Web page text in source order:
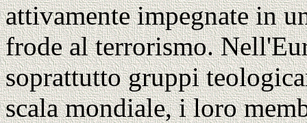
attivamente impegnate in
frode al terrorismo.
soprattutto gruppi
scala mondiale, i loro